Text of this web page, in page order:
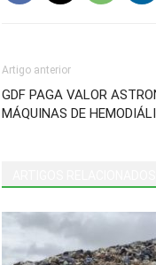
Artigo anterior
GDF PAGA VALOR
MÁQUINAS DE